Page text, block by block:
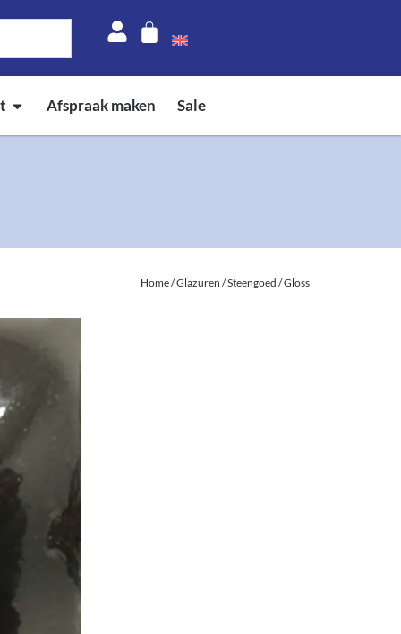
Afspraak maken Sale
Home/Glazuren /Steengoed / Gloss